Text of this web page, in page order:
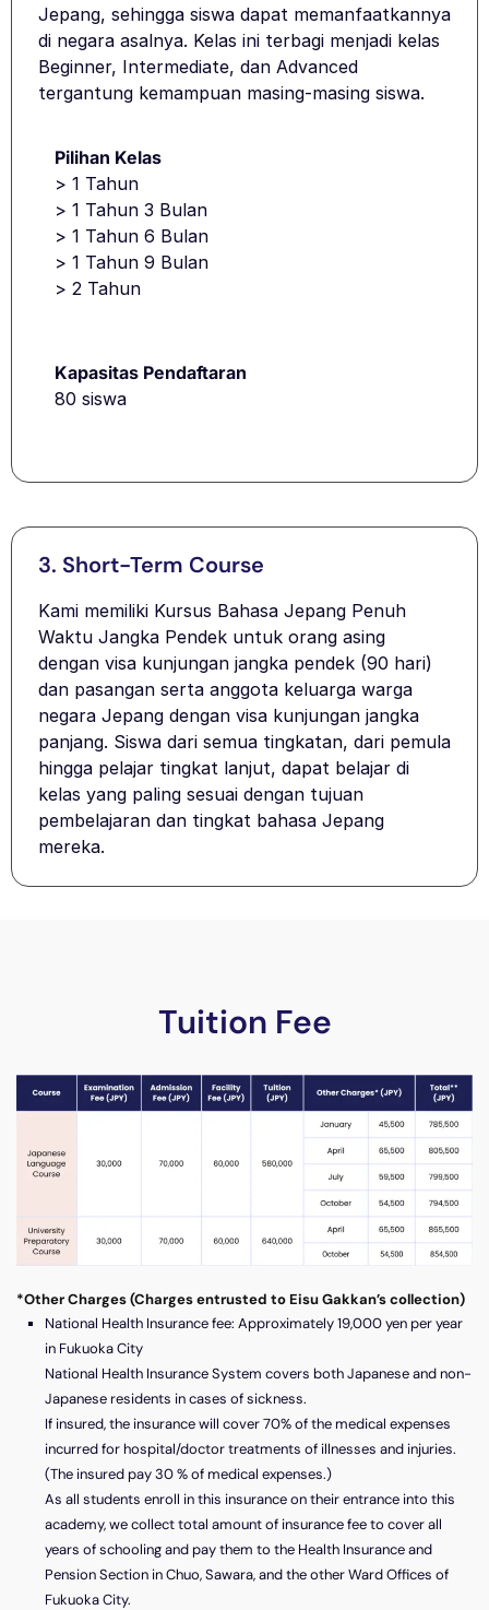
Jepang, sehingga siswa dapat memanfaatkannya
di negara asalnya. Kelas ini terbagi menjadi kelas
Beginner, Intermediate, dan Advanced
tergantung kemampuan masing-masing siswa.
Pilihan Kelas
> 1 Tahun
> 1 Tahun 3 Bulan
> 1 Tahun 6 Bulan
> 1 Tahun 9 Bulan
> 2 Tahun
Kapasitas Pendaftaran
80 siswa
3. Short-Term Course​
Kami memiliki Kursus Bahasa Jepang Penuh
Waktu Jangka Pendek untuk orang asing
dengan visa kunjungan jangka pendek (90 hari)
dan pasangan serta anggota keluarga warga
negara Jepang dengan visa kunjungan jangka
panjang. Siswa dari semua tingkatan, dari pemula
hingga pelajar tingkat lanjut, dapat belajar di
kelas yang paling sesuai dengan tujuan
pembelajaran dan tingkat bahasa Jepang
mereka.
Tuition Fee
*Other Charges (Charges entrusted to Eisu Gakkan’s collection)
National Health Insurance fee: Approximately 19,000 yen per year
in Fukuoka City
National Health Insurance System covers both Japanese and non-
Japanese residents in cases of sickness.
If insured, the insurance will cover 70% of the medical expenses
incurred for hospital/doctor treatments of illnesses and injuries.
(The insured pay 30 % of medical expenses.)
As all students enroll in this insurance on their entrance into this
academy, we collect total amount of insurance fee to cover all
years of schooling and pay them to the Health Insurance and
Pension Section in Chuo, Sawara, and the other Ward Offices of
Fukuoka City.